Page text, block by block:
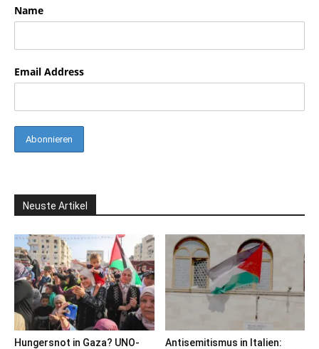
Name
Email Address
Neuste Artikel
Hungersnot in Gaza? UNO-
Antisemitismus in Italien: